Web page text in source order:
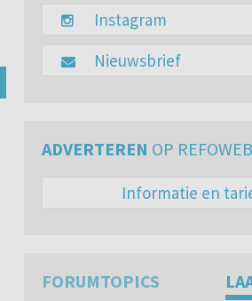
Instagram
Nieuwsbrief
ADVERTEREN OP REFOWEB
Informatie en
FORUMTOPICS